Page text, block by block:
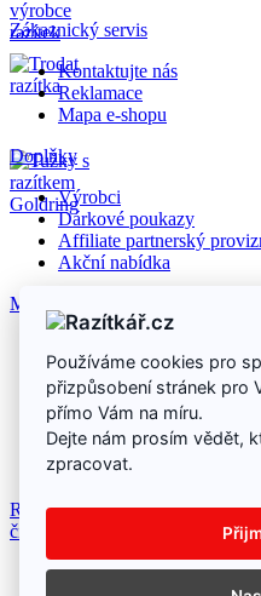
Zákaznický servis
Kontaktujte nás
Reklamace
Mapa e-shopu
Doplňky
Výrobci
Dárkové poukazy
Affiliate partnerský
Akční nabídka
Můj účet
Historie objednávek
Seznam přání
Newsletter
Razítka, razítko online|
čištění ozonem - Ozonář
Používáme cookies pro
přizpůsobení stránek pro
přímo Vám na míru.
Dejte nám prosím vědět,
zpracovat.